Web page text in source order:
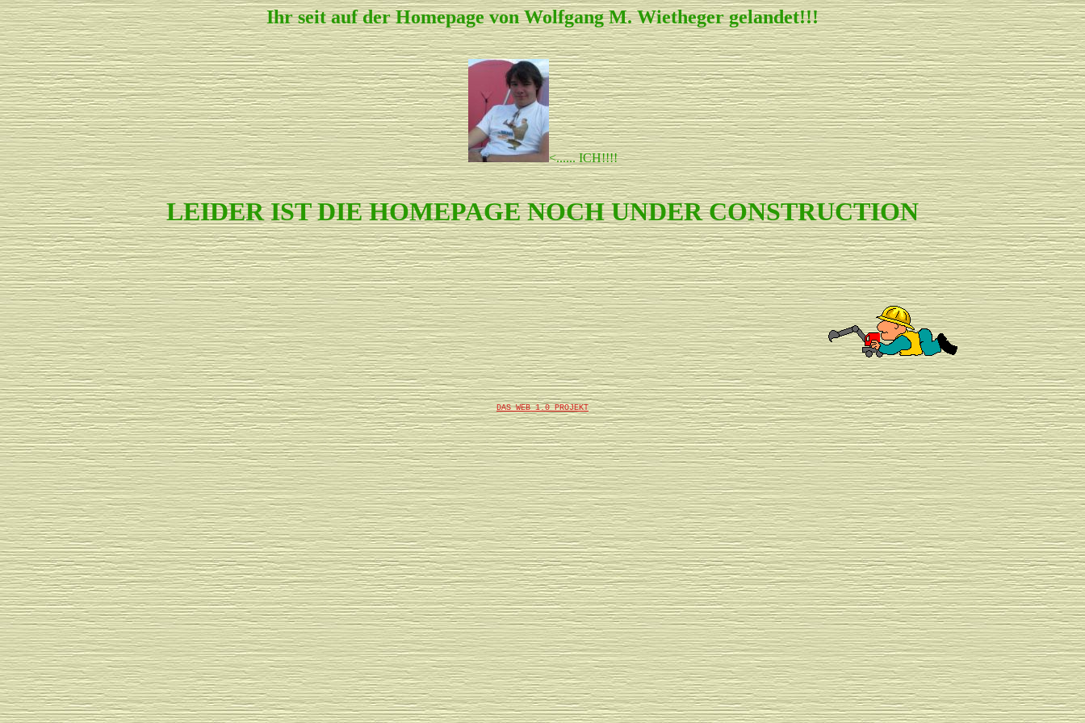
Ihr seit auf der Homepage von Wolfgang M. Wietheger gelandet!!!
<...... ICH!!!!
LEIDER IST DIE HOMEPAGE NOCH UNDER CONSTRUCTION
DAS WEB 1.0 PROJEKT